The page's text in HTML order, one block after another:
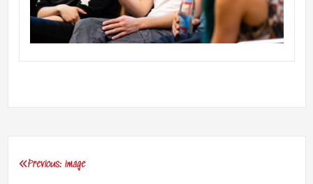
Beitragsnavigation
Previous: image